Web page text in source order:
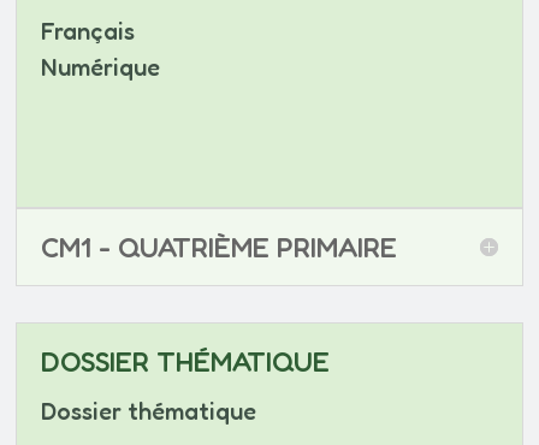
Français
Numérique
CM1 - QUATRIÈME PRIMAIRE
DOSSIER THÉMATIQUE
Dossier thématique